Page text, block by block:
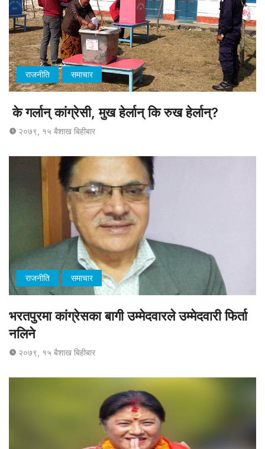
राजनीति समाचार
के गर्लान् कांग्रेसी, मुख हेर्लान् कि रुख हेर्लान्?
२०७९, १५ बैशाख बिहीबार
राजनीति समाचार
भरतपुरमा कांग्रेसका बागी उम्मेदवारले उम्मेदवारी फिर्ता
नलिने
२०७९, १५ बैशाख बिहीबार